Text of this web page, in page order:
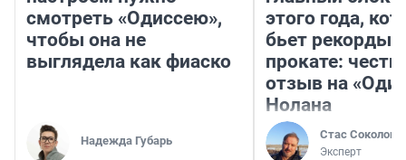
смотреть «Одиссею»,
чтобы она не
выглядела как фиаско
Надежда Губарь
этого года,
бьет рекорды в
прокате:
отзыв на
Нолана
Стас Соколов
Эксперт